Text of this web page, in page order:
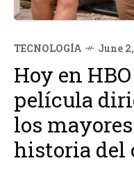
TECNOLOGÍA June
Hoy en
película
los
historia del